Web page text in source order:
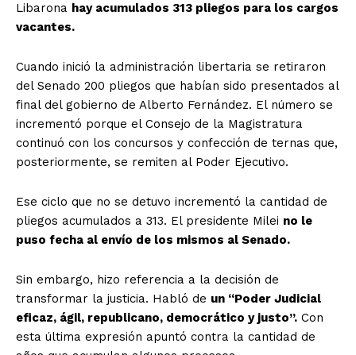
Libarona hay acumulados 313 pliegos para los cargos
vacantes.
Cuando inició la administración libertaria se retiraron
del Senado 200 pliegos que habían sido presentados al
final del gobierno de Alberto Fernández. El número se
incrementó porque el Consejo de la Magistratura
continuó con los concursos y confección de ternas que,
posteriormente, se remiten al Poder Ejecutivo.
Ese ciclo que no se detuvo incrementó la cantidad de
pliegos acumulados a 313. El presidente Milei no le
puso fecha al envío de los mismos al Senado.
Sin embargo, hizo referencia a la decisión de
transformar la justicia. Habló de un “Poder Judicial
eficaz, ágil, republicano, democrático y justo”. Con
esta última expresión apuntó contra la cantidad de